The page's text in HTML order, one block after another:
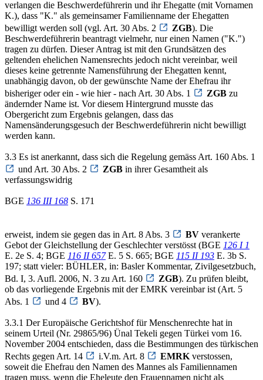
verlangen die Beschwerdeführerin und ihr Ehegatte (mit Vornamen
K.), dass "K." als gemeinsamer Familienname der Ehegatten
bewilligt werden soll (vgl. Art. 30 Abs. 2
ZGB). Die
Beschwerdeführerin beantragt vielmehr, nur einen Namen ("K.")
tragen zu dürfen. Dieser Antrag ist mit den Grundsätzen des
geltenden ehelichen Namensrechts jedoch nicht vereinbar, weil
dieses keine getrennte Namensführung der Ehegatten kennt,
unabhängig davon, ob der gewünschte Name der Ehefrau ihr
bisheriger oder ein - wie hier - nach Art. 30 Abs. 1
ZGB zu
ändernder Name ist. Vor diesem Hintergrund musste das
Obergericht zum Ergebnis gelangen, dass das
Namensänderungsgesuch der Beschwerdeführerin nicht bewilligt
werden kann.
3.3 Es ist anerkannt, dass sich die Regelung gemäss Art. 160 Abs. 1
und Art. 30 Abs. 2
ZGB in ihrer Gesamtheit als
verfassungswidrig
BGE 136 III 168 S. 171
erweist, indem sie gegen das in Art. 8 Abs. 3 BV verankerte
Gebot der Gleichstellung der Geschlechter verstösst (BGE 126 I 1
E. 2e S. 4; BGE 116 II 657E. 5 S. 665; BGE 115 II 193 E. 3b S.
197; statt vieler: BÜHLER, in: Basler Kommentar, Zivilgesetzbuch,
Bd. I, 3. Aufl. 2006, N. 3 zu Art. 160
ZGB). Zu prüfen bleibt,
ob das vorliegende Ergebnis mit der EMRK vereinbar ist (Art. 5
Abs. 1
und 4 BV).
3.3.1 Der Europäische Gerichtshof für Menschenrechte hat in
seinem Urteil (Nr. 29865/96) Ünal Tekeli gegen Türkei vom 16.
November 2004 entschieden, dass die Bestimmungen des türkischen
Rechts gegen Art. 14
i.V.m. Art. 8 EMRK verstossen,
soweit die Ehefrau den Namen des Mannes als Familiennamen
tragen muss, wenn die Eheleute den Frauennamen nicht als